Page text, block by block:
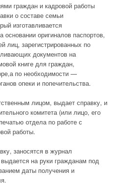
граждан и кадровой работы
о составе семьи
изготавливается
оригиналов паспортов,
лиц, зарегистрированных по
документов на
книге для граждан,
по необходимости —
опеки и попечительства.
лицом, выдает справку, и
комитета (или лицо, его
отдела по работе с
работы.
заносятся в журнал
на руки гражданам под
даты получения и